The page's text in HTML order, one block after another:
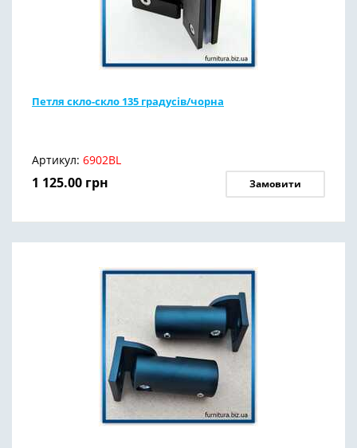
Петля скло-скло 135 градусів/чорна
Артикул: 6902BL
1 125.00 грн Замовити